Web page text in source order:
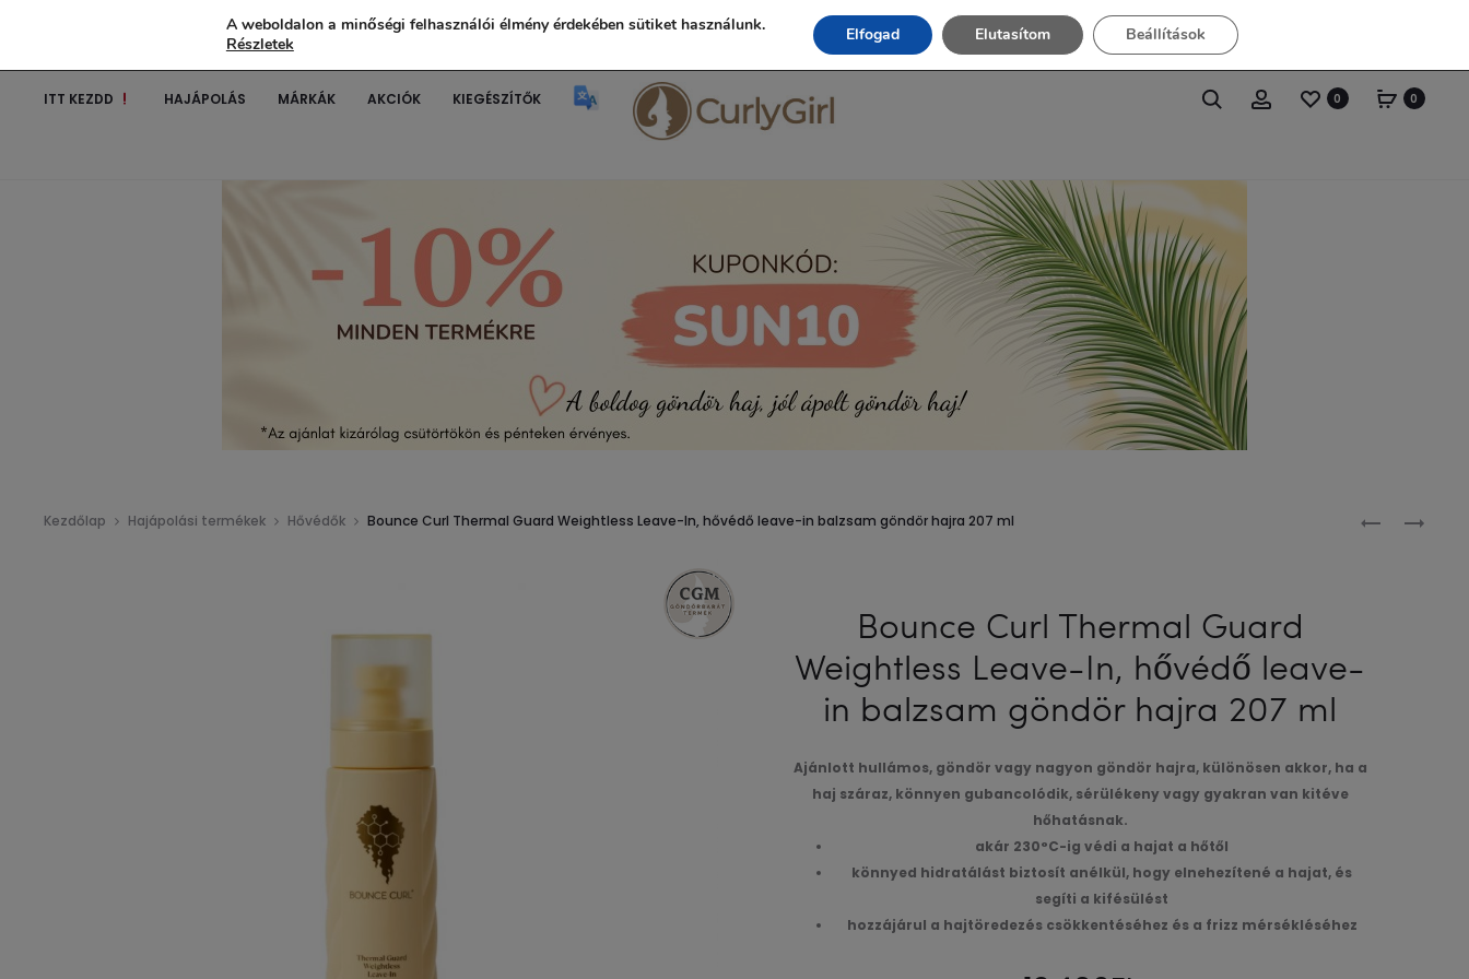
Ingyenes szállítás 20.000 Ft fölött!
ITT KEZDD HAJÁPOLÁS MÁRKÁK AKCIÓK KIEGÉSZÍTŐK 0 0
BOUNCE
BOUNCE
Kezdőlap Hajápolási termékek Hővédők Bounce Curl Thermal Guard Weightless Leave-In, hővédő leave-in balzsam göndör hajra 207 ml
Bounce Curl Thermal Guard
Weightless Leave-In, hővédő leave-
in balzsam göndör hajra 207 ml
Ajánlott hullámos, göndör vagy nagyon göndör hajra, különösen akkor, ha a
haj száraz, könnyen gubancolódik, sérülékeny vagy gyakran van kitéve
hőhatásnak.
akár 230°C-ig védi a hajat a hőtől
könnyed hidratálást biztosít anélkül, hogy elnehezítené a hajat, és
segíti a kifésülést
hozzájárul a hajtöredezés csökkentéséhez és a frizz mérsékléséhez
A weboldalon a minőségi felhasználói élmény érdekében sütiket használunk.
Részletek
Elfogad Elutasítom Beállítások